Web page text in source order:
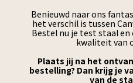
Benieuwd naar ons
het verschil is tussen
Bestel nu je test staal
kwaliteit van
Plaats jij na het
bestelling? Dan krijg je
van de